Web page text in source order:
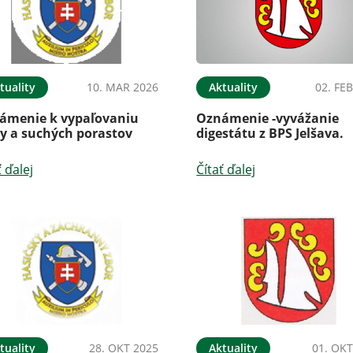
10. MAR 2026
k vypaľovaniu
a suchých porastov
ďalej
Aktuality 02.
Oznámenie -vyvážanie
digestátu z BPS Jelšava.
Čítať ďalej
28. OKT 2025 Aktuality 01.